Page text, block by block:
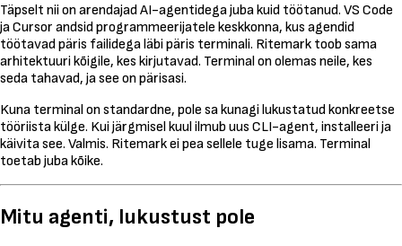
Täpselt nii on arendajad AI-agentidega juba kuid töötanud. VS Code
ja Cursor andsid programmeerijatele keskkonna, kus agendid
töötavad päris failidega läbi päris terminali. Ritemark toob sama
arhitektuuri kõigile, kes kirjutavad. Terminal on olemas neile, kes
seda tahavad, ja see on pärisasi.
Kuna terminal on standardne, pole sa kunagi lukustatud konkreetse
tööriista külge. Kui järgmisel kuul ilmub uus CLI-agent, installeeri ja
käivita see. Valmis. Ritemark ei pea sellele tuge lisama. Terminal
toetab juba kõike.
Mitu agenti, lukustust pole